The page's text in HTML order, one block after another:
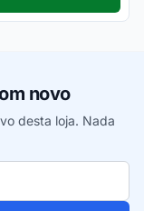
novo
desta loja. Nada